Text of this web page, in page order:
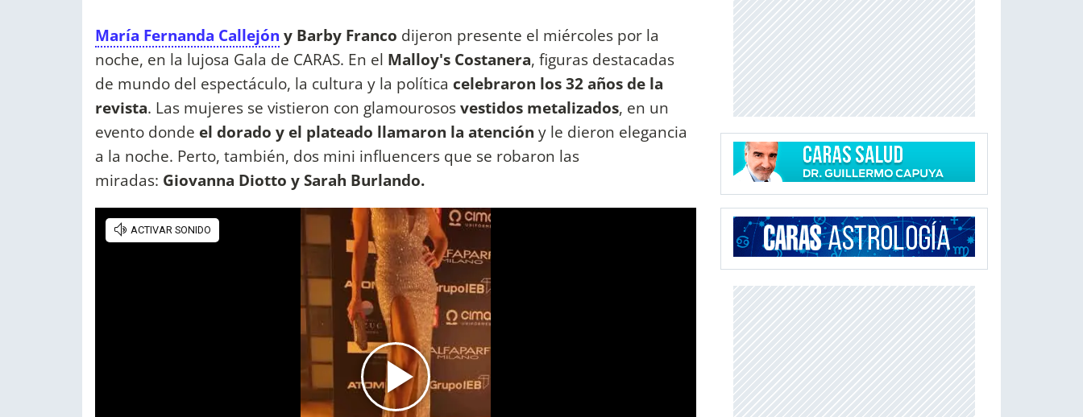
María Fernanda Callejón y Barby Franco dijeron presente el miércoles por la
noche, en la lujosa Gala de CARAS. En el Malloy's Costanera, figuras destacadas
de mundo del espectáculo, la cultura y la política celebraron los 32 años de la
revista. Las mujeres se vistieron con glamourososvestidos metalizados, en un
evento donde el dorado y el plateado llamaron la atención y le dieron elegancia
a la noche. Perto, también, dos mini influencers que se robaron las
miradas: Giovanna Diotto y Sarah Burlando.